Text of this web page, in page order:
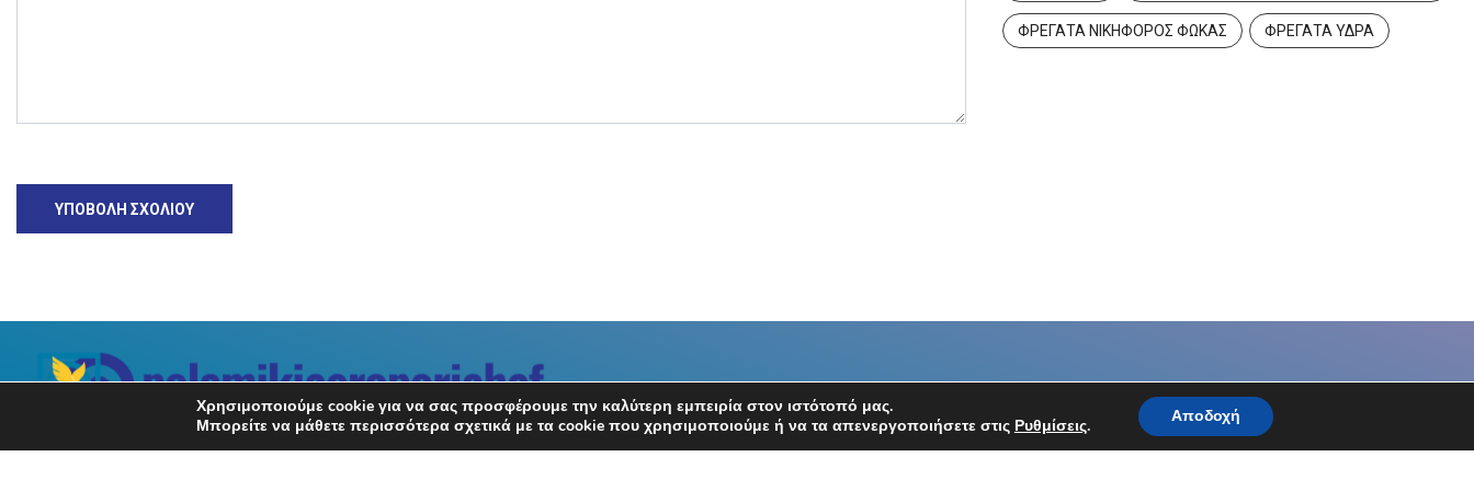
ΦΡΕΓΑΤΑ ΝΙΚΗΦΟΡΟΣ ΦΩΚΑΣ ΦΡΕΓΑΤΑ ΥΔΡΑ
Χρησιμοποιούμε cookie για να σας προσφέρουμε την καλύτερη εμπειρία στον ιστότοπό μας.
Μπορείτε να μάθετε περισσότερα σχετικά με τα cookie που χρησιμοποιούμε ή να τα απενεργοποιήσετε στις Ρυθμίσεις. Αποδοχή